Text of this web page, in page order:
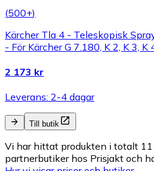
(500+)
Kärcher Tla 4 - Teleskopisk
- För Kärcher G 7.180, K 2, K 3, K
2 173 kr
Leverans: 2-4 dagar
Till butik
Vi har hittat produkten i totalt 11
partnerbutiker hos Prisjakt och